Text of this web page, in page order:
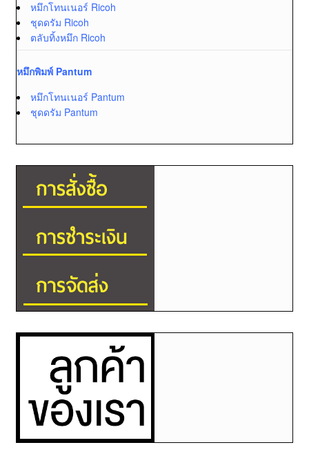
หมึกโทนเนอร์ Ricoh
ชุดดรัม Ricoh
ตลับทิ้งหมึก Ricoh
หมึกพิมพ์ Pantum
หมึกโทนเนอร์ Pantum
ชุดดรัม Pantum